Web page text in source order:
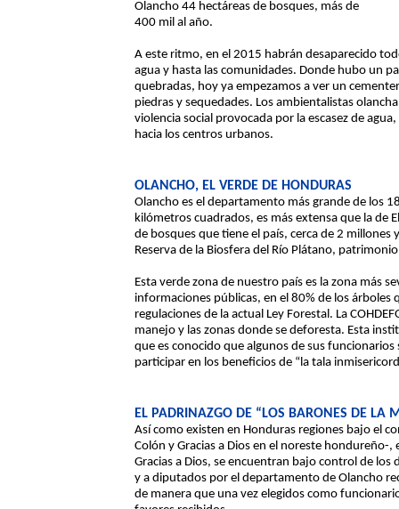
Olancho 44 hectáreas de bosques, más de
400 mil al año.
A este ritmo, en el 2015 habrán desaparecido
agua y hasta las comunidades. Donde hubo un
quebradas, hoy ya empezamos a ver un
piedras y sequedades. Los ambientalistas
violencia social provocada por la escasez de
hacia los centros urbanos.
OLANCHO, EL VERDE DE HONDURAS
Olancho es el departamento más grande de los
kilómetros cuadrados, es más extensa que la de
de bosques que tiene el país, cerca de 2
Reserva de la Biosfera del Río Plátano,
Esta verde zona de nuestro país es la zona más
informaciones públicas, en el 80% de los árboles
regulaciones de la actual Ley Forestal. La
manejo y las zonas donde se deforesta. Esta
que es conocido que algunos de sus
participar en los beneficios de “la tala
EL PADRINAZGO DE “LOS BARONES DE LA
Así como existen en Honduras regiones bajo el
Colón y Gracias a Dios en el noreste
Gracias a Dios, se encuentran bajo control de los
y a diputados por el departamento de Olancho
de manera que una vez elegidos como